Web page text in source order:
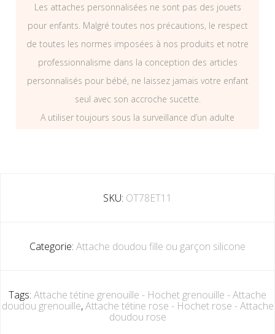
Les attaches personnalisées ne sont pas des jouets
pour enfants. Malgré toutes nos précautions, le respect
de toutes les normes imposées à nos produits et notre
professionnalisme dans la conception des articles
personnalisés pour bébé, ne laissez jamais votre enfant
seul avec son accroche sucette.
A utiliser toujours sous la surveillance d’un adulte
SKU: OT78ET11
Categorie: Attache doudou fille ou garçon silicone
Tags: Attache tétine grenouille - Hochet grenouille - Attache
doudou grenouille,Attache tétine rose - Hochet rose - Attache
doudou rose